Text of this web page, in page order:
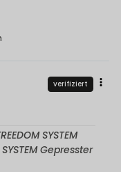
verifiziert
SYSTEM
Gepresster